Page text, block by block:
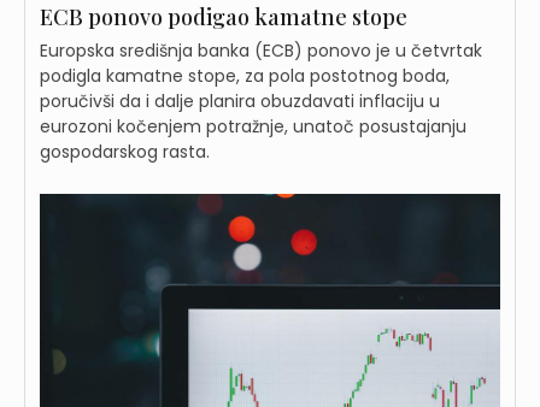
ECB ponovo podigao kamatne stope
Europska središnja banka (ECB) ponovo je u četvrtak
podigla kamatne stope, za pola postotnog boda,
poručivši da i dalje planira obuzdavati inflaciju u
eurozoni kočenjem potražnje, unatoč posustajanju
gospodarskog rasta.